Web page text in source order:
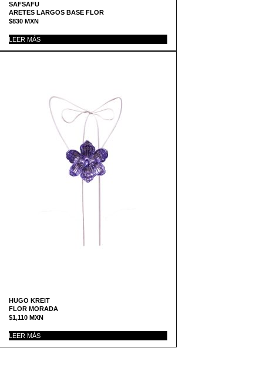
SAFSAFU
ARETES LARGOS BASE FLOR
$830 MXN
LEER MÁS
HUGO KREIT
FLOR MORADA
$1,110 MXN
LEER MÁS